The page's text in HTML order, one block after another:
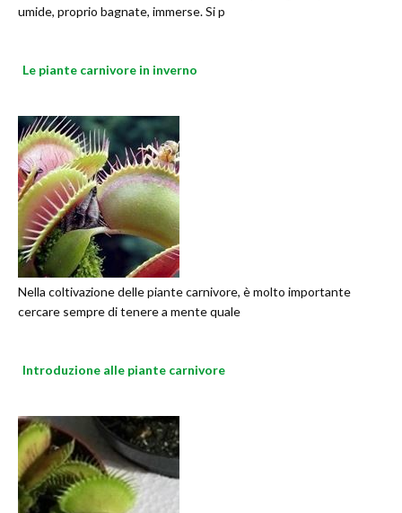
umide, proprio bagnate, immerse. Si p
Le piante carnivore in inverno
Nella coltivazione delle piante carnivore, è molto importante
cercare sempre di tenere a mente quale
Introduzione alle piante carnivore